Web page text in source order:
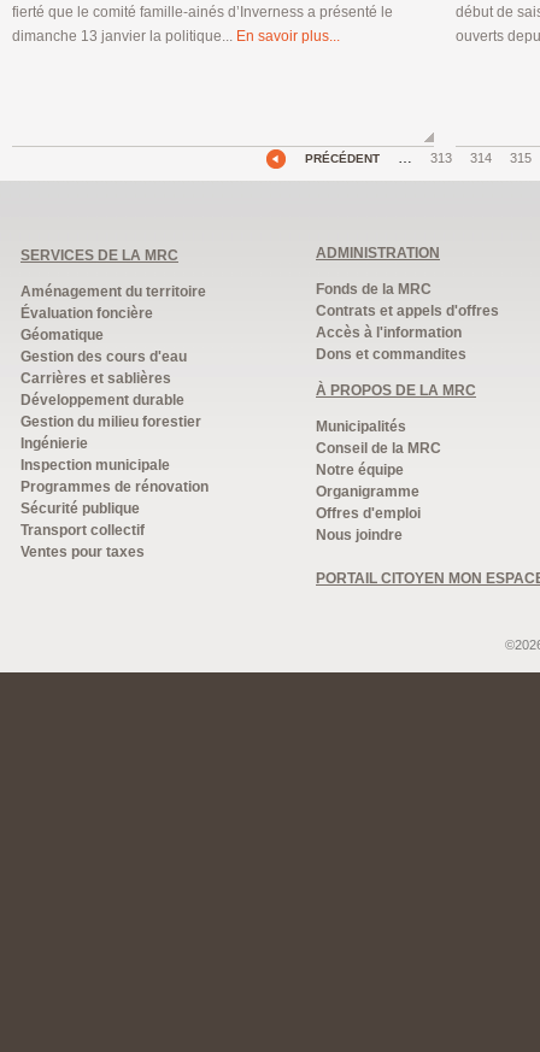
fierté que le comité famille-ainés d’Inverness a présenté le
dimanche 13 janvier la politique... En savoir plus...
début de
ouverts
PRÉCÉDENT … 313 314 315
SERVICES DE LA MRC
Aménagement du territoire
Évaluation foncière
Géomatique
Gestion des cours d'eau
Carrières et sablières
Développement durable
Gestion du milieu forestier
Ingénierie
Inspection municipale
Programmes de rénovation
Sécurité publique
Transport collectif
Ventes pour taxes
ADMINISTRATION
Fonds de la MRC
Contrats et appels d'offres
Accès à l'information
Dons et commandites
À PROPOS DE LA MRC
Municipalités
Conseil de la MRC
Notre équipe
Organigramme
Offres d'emploi
Nous joindre
PORTAIL CITOYEN MON